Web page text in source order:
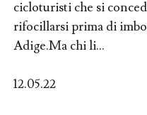
cicloturisti che si
rifocillarsi prima di
Adige.Ma chi li...
12.05.22